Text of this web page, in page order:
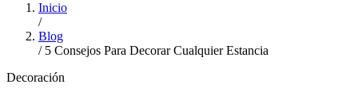
Inicio
/
Blog
/ 5 Consejos Para Decorar Cualquier Estancia
Decoración